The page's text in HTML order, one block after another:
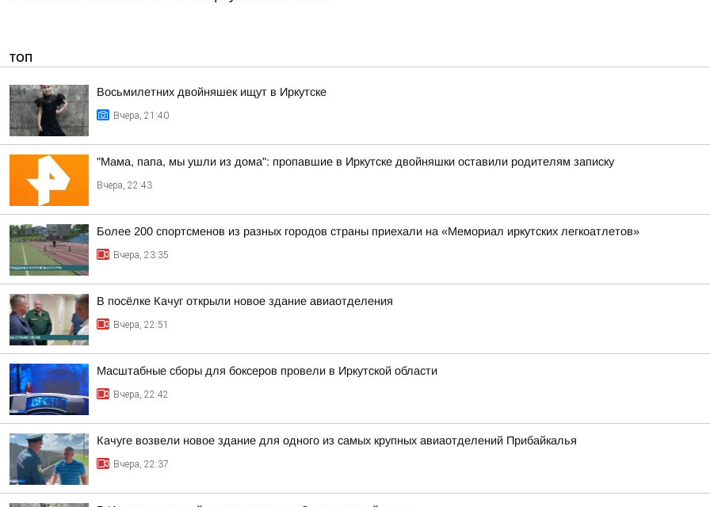
ТОП
Восьмилетних двойняшек ищут в Иркутске
Вчера, 21:40
"Мама, папа, мы ушли из дома": пропавшие в Иркутске двойняшки оставили родителям записку
Вчера, 22:43
Более 200 спортсменов из разных городов страны приехали на «Мемориал иркутских легкоатлетов»
Вчера, 23:35
В посёлке Качуг открыли новое здание авиаотделения
Вчера, 22:51
Масштабные сборы для боксеров провели в Иркутской области
Вчера, 22:42
Качуге возвели новое здание для одного из самых крупных авиаотделений Прибайкалья
Вчера, 22:37